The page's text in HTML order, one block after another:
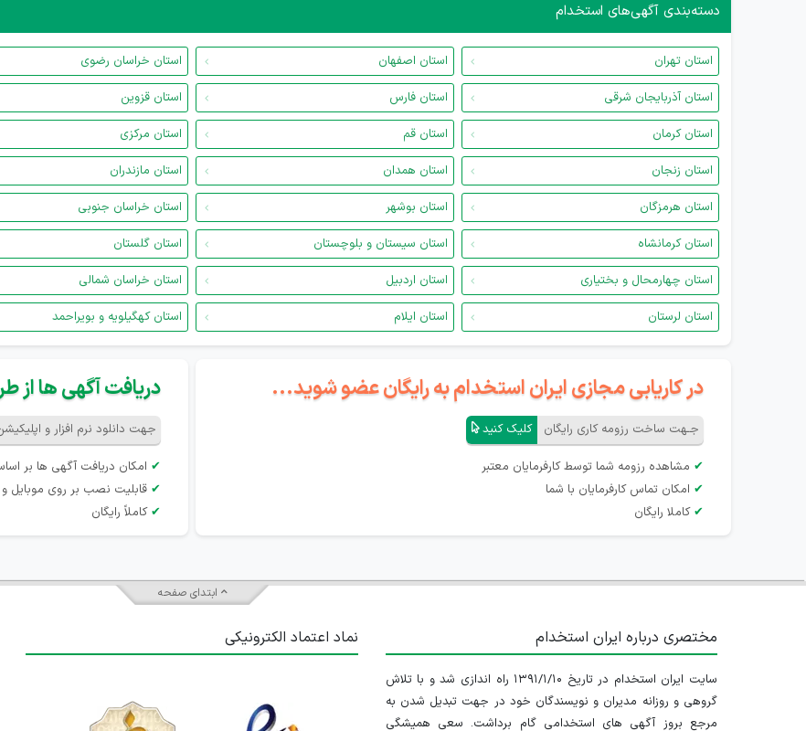
دسته‌بندی آگهی‌های استخدام
استان تهران استان اصفهان استان خراسان رضوی
استان آذربایجان شرقی
استان فارس استان قزوین
استان کرمان
استان قم استان مرکزی
استان زنجان
استان همدان استان مازندران
استان هرمزگان
استان بوشهر استان خراسان جنوبی
استان کرمانشاه
استان سیستان و بلوچستان استان گلستان
استان چهارمحال و بختیاری
استان اردبیل استان خراسان شمالی
استان لرستان
استان ایلام استان کهگیلویه و بویراحمد
در کاریابی مجازی ایران استخدام به رایگان عضو شوید...
جـهت ساخت رزومه کاری رایگان کلیک کنید
✔ مشاهده رزومه شما توسط کارفرمایان معتبر
✔ امکان تماس کارفرمایان با شما
✔ کاملا رایگان
دریافت آگهی ها از
جهت دانلود نرم افزار و
✔ امکان دریافت آگهی ها بر
✔ قابلیت نصب بر روی موبایل و
✔ کاملاً رایگان
ابتدای صفحه
مختصری درباره ایران استخدام
سایت ایران استخدام در تاریخ ۱۳۹۱/۱/۱۰ راه اندازی شد و با تلاش
گروهی و روزانه مدیران و نویسندگان خود در جهت تبدیل شدن به
مرجع بروز آگهی های استخدامی گام برداشت. سعی همیشگی
نماد اعتماد الکترونیکی